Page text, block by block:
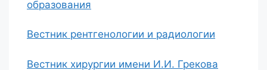
образования
Вестник рентгенологии и радиологии
Вестник хирургии имени И.И. Грекова